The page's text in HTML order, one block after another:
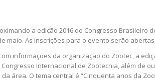
a edição 2016 do Congresso Brasileiro
maio. As inscrições para o evento serão
informações da organização do Zootec, a
Congresso Internacional de Zootecnia, além de
área. O tema central é “Cinquenta anos da